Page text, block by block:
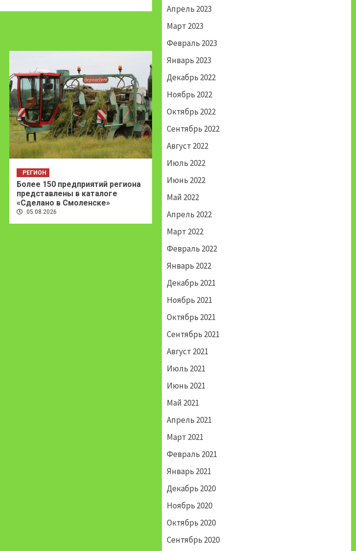
РЕГИОН
Более 150 предприятий региона
представлены в каталоге
«Сделано в Смоленске»
05.08.2026
Апрель 2023
Март 2023
Февраль 2023
Январь 2023
Декабрь 2022
Ноябрь 2022
Октябрь 2022
Сентябрь 2022
Август 2022
Июль 2022
Июнь 2022
Май 2022
Апрель 2022
Март 2022
Февраль 2022
Январь 2022
Декабрь 2021
Ноябрь 2021
Октябрь 2021
Сентябрь 2021
Август 2021
Июль 2021
Июнь 2021
Май 2021
Апрель 2021
Март 2021
Февраль 2021
Январь 2021
Декабрь 2020
Ноябрь 2020
Октябрь 2020
Сентябрь 2020